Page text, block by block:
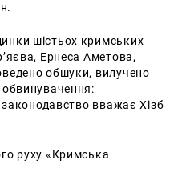
шістьох кримських
Ернеса Аметова,
обшуки, вилучено
обвинувачення:
законодавство вважає Хізб
руху «Кримська